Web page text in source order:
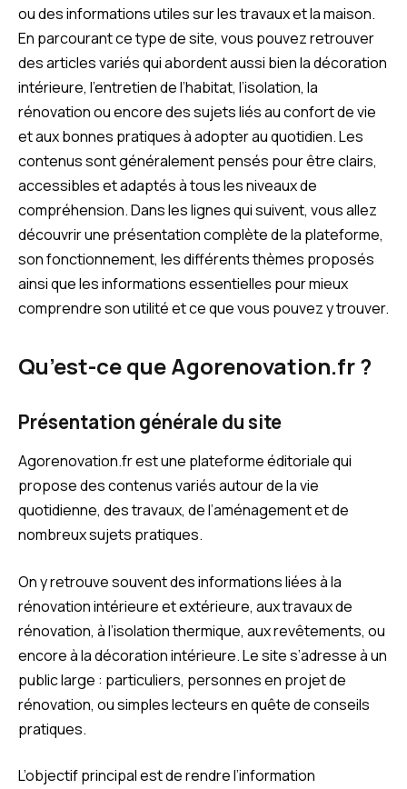
ou des informations utiles sur les travaux et la maison.
En parcourant ce type de site, vous pouvez retrouver
des articles variés qui abordent aussi bien la décoration
intérieure, l’entretien de l’habitat, l’isolation, la
rénovation ou encore des sujets liés au confort de vie
et aux bonnes pratiques à adopter au quotidien. Les
contenus sont généralement pensés pour être clairs,
accessibles et adaptés à tous les niveaux de
compréhension. Dans les lignes qui suivent, vous allez
découvrir une présentation complète de la plateforme,
son fonctionnement, les différents thèmes proposés
ainsi que les informations essentielles pour mieux
comprendre son utilité et ce que vous pouvez y trouver.
Qu’est-ce que Agorenovation.fr ?
Présentation générale du site
Agorenovation.fr est une plateforme éditoriale qui
propose des contenus variés autour de la vie
quotidienne, des travaux, de l’aménagement et de
nombreux sujets pratiques.
On y retrouve souvent des informations liées à la
rénovation intérieure et extérieure, aux travaux de
rénovation, à l’isolation thermique, aux revêtements, ou
encore à la décoration intérieure. Le site s’adresse à un
public large : particuliers, personnes en projet de
rénovation, ou simples lecteurs en quête de conseils
pratiques.
L’objectif principal est de rendre l’information